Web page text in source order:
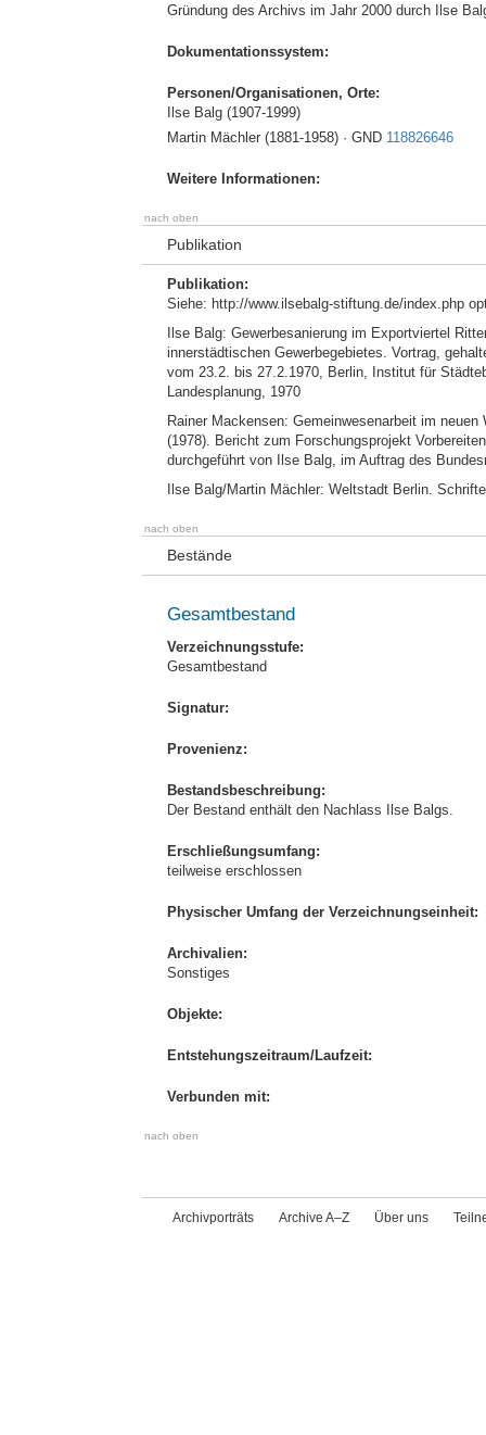
Gründung des Archivs im Jahr 2000 durch Ilse
Dokumentationssystem:
Personen/Organisationen, Orte:
Ilse Balg (1907-1999)
Martin Mächler (1881-1958) · GND 118826646
Weitere Informationen:
nach oben
Publikation
Publikation:
Siehe: http://www.ilsebalg-stiftung.de/index.php
Ilse Balg: Gewerbesanierung im Exportviertel
innerstädtischen Gewerbegebietes. Vortrag,
vom 23.2. bis 27.2.1970, Berlin, Institut für
Landesplanung, 1970
Rainer Mackensen: Gemeinwesenarbeit im
(1978). Bericht zum Forschungsprojekt
durchgeführt von Ilse Balg, im Auftrag des
Ilse Balg/Martin Mächler: Weltstadt Berlin.
nach oben
Bestände
Gesamtbestand
Verzeichnungsstufe:
Gesamtbestand
Signatur:
Provenienz:
Bestandsbeschreibung:
Der Bestand enthält den Nachlass Ilse Balgs.
Erschließungsumfang:
teilweise erschlossen
Physischer Umfang der Verzeichnungseinheit:
Archivalien:
Sonstiges
Objekte:
Entstehungszeitraum/Laufzeit:
Verbunden mit:
nach oben
Archivporträts Archive A–Z Über uns